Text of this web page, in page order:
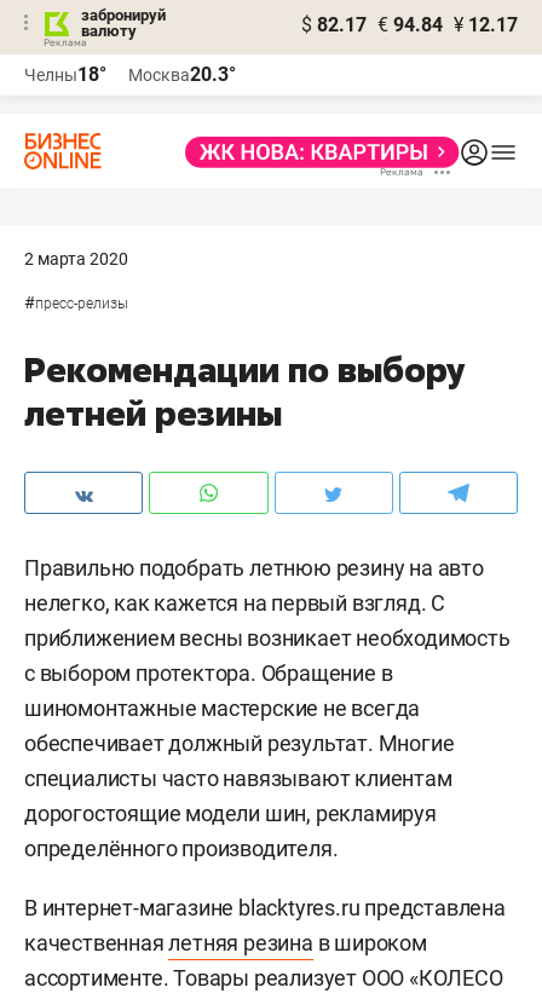
забронируй
валюту
$ 82.17 € 94.84 ¥ 12.17
Челны18° Москва20.3°
2 марта 2020
#пресс-релизы
Рекомендации по выбору
летней резины
Правильно подобрать летнюю резину на авто
нелегко, как кажется на первый взгляд. С
приближением весны возникает необходимость
с выбором протектора. Обращение в
шиномонтажные мастерские не всегда
обеспечивает должный результат. Многие
специалисты часто навязывают клиентам
дорогостоящие модели шин, рекламируя
определённого производителя.
В интернет-магазине blacktyres.ru представлена
качественнаялетняя резина в широком
ассортименте. Товары реализует ООО «КОЛЕСО